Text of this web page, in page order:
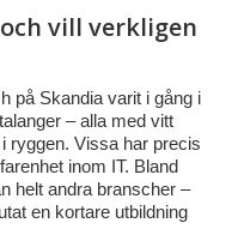
vill verkligen
på Skandia varit i gång i
– alla med vitt
ryggen. Vissa har precis
inom IT. Bland
helt andra branscher –
en kortare utbildning